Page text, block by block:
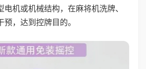
电机或机械结构，在麻将机洗牌、
，达到控牌目的。